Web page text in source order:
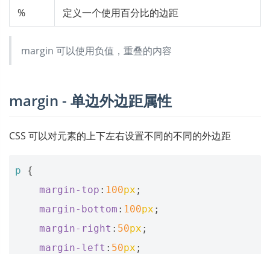
% 定义一个使用百分比的边距
margin 可以使用负值，重叠的内容
margin - 单边外边距属性
CSS 可以对元素的上下左右设置不同的不同的外边距
p
{
margin-top : 100px ;
margin-bottom : 100px ;
margin-right : 50px ;
margin-left : 50px ;